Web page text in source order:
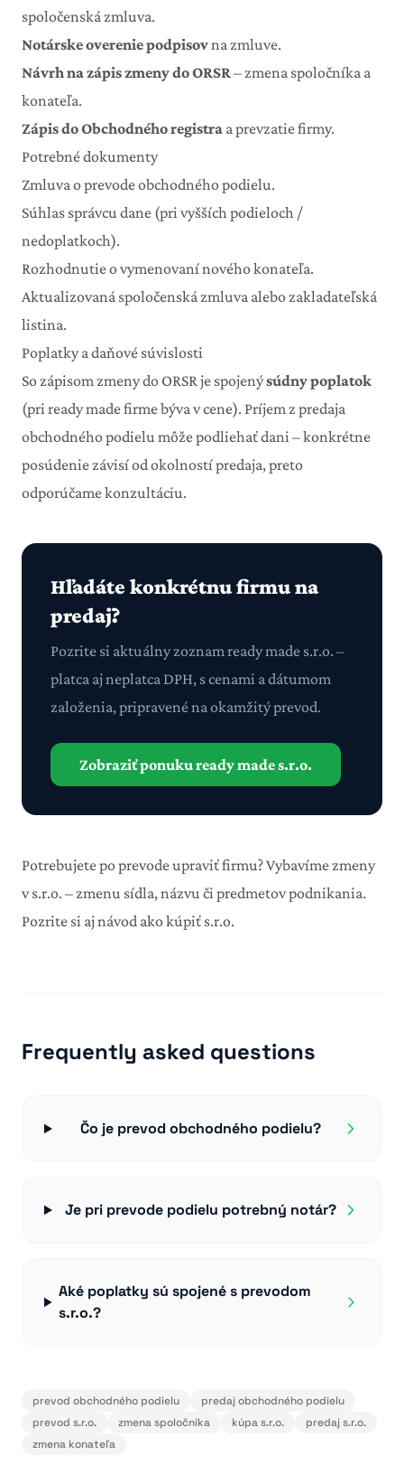
spoločenská zmluva.
Notárske overenie podpisovna zmluve.
Návrh na zápis zmeny do ORSR– zmena spoločníka a
konateľa.
Zápis do Obchodného registra a prevzatie firmy.
Potrebné dokumenty
Zmluva o prevode obchodného podielu.
Súhlas správcu dane (pri vyšších podieloch /
nedoplatkoch).
Rozhodnutie o vymenovaní nového konateľa.
Aktualizovaná spoločenská zmluva alebo zakladateľská
listina.
Poplatky a daňové súvislosti
So zápisom zmeny do ORSR je spojenýsúdny poplatok
(pri ready made firme býva v cene). Príjem z predaja
obchodného podielu môže podliehať dani – konkrétne
posúdenie závisí od okolností predaja, preto
odporúčame konzultáciu.
Hľadáte konkrétnu firmu na
predaj?
Pozrite si aktuálny zoznam ready made s.r.o. –
platca aj neplatca DPH, s cenami a dátumom
založenia, pripravené na okamžitý prevod.
Zobraziť ponuku ready made s.r.o.
Potrebujete po prevode upraviť firmu? Vybavímezmeny
v s.r.o. – zmenu sídla, názvu či predmetov podnikania.
Pozrite si ajnávod ako kúpiť s.r.o.
Frequently asked questions
Čo je prevod obchodného podielu?
Je pri prevode podielu potrebný notár?
Aké poplatky sú spojené s prevodom
s.r.o.?
prevod obchodného podielu
predaj obchodného podielu
prevod s.r.o.
zmena spoločníka kúpa s.r.o.
predaj s.r.o.
zmena konateľa